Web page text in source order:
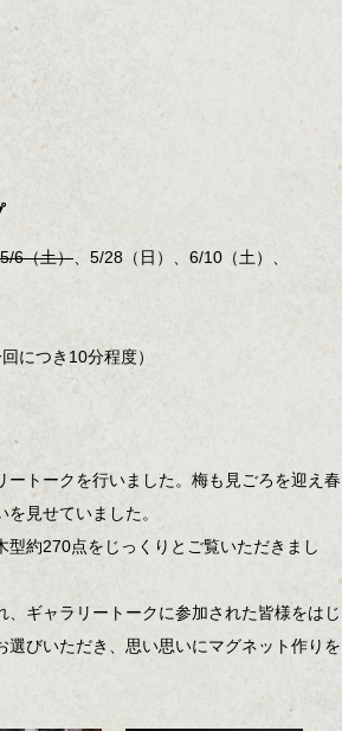
6（土） 、5/28（日）、6/10（土）、
つき10分程度）
トークを行いました。梅も見ごろを迎え春
見せていました。
約270点をじっくりとご覧いただきまし
ギャラリートークに参加された皆様をはじ
びいただき、思い思いにマグネット作りを